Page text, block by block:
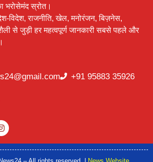
भरोसेमंद स्रोत।
विदेश, राजनीति, खेल, मनोरंजन, बिज़नेस,
से जुड़ी हर महत्वपूर्ण जानकारी सबसे पहले और
+91 95883 35926